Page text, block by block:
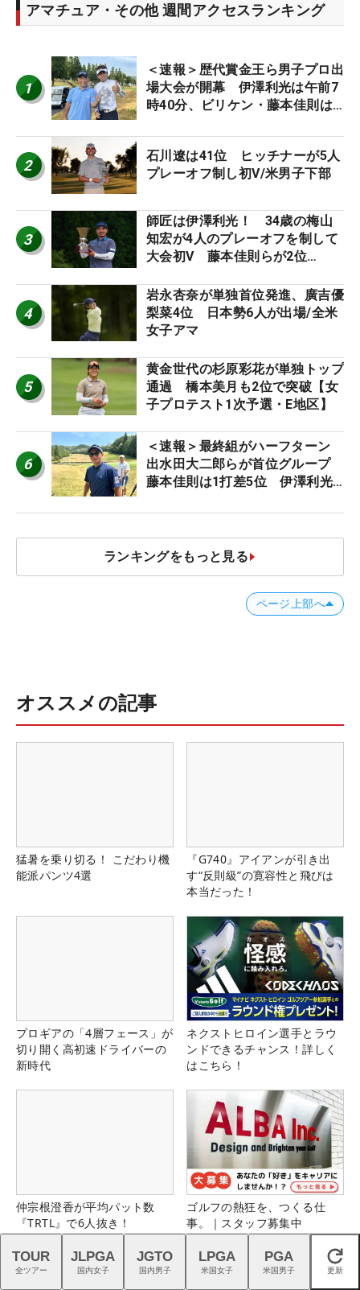
アマチュア・その他 週間アクセスランキング
1
＜速報＞歴代賞金王ら男子プロ出
場大会が開幕 伊澤利光は午前7
時40分、ビリケン・藤本佳則は
STAGE JOYX OPEN】
2
石川遼は41位 ヒッチナーが5人
プレーオフ制し初V/米男子下部
3
師匠は伊澤利光！ 34歳の梅山
知宏が4人のプレーオフを制して
大会初V 藤本佳則らが2位
4
岩永杏奈が単独首位発進、廣吉優
梨菜4位 日本勢6人が出場/全米
女子アマ
5
黄金世代の杉原彩花が単独トップ
通過 橋本美月も2位で突破【女
子プロテスト1次予選・E地区】
6
＜速報＞最終組がハーフターン
出水田大二郎らが首位グループ
藤本佳則は1打差5位 伊澤利光
JOYX OPEN】
ランキングをもっと見る
ページ上部へ
オススメの記事
猛暑を乗り切る！ こだわり機
能派パンツ4選
『G740』アイアンが引き出
す“反則級”の寛容性と飛びは
本当だった！
プロギアの「4層フェース」が
切り開く高初速ドライバーの
新時代
ネクストヒロイン選手とラウ
ンドできるチャンス！詳しく
はこちら！
仲宗根澄香が平均パット数
『TRTL』で6人抜き！
ゴルフの熱狂を、つくる仕
事。｜スタッフ募集中
閉じる
TOUR
全ツアー
JLPGA
国内女子
JGTO
国内男子
LPGA
米国女子
PGA
米国男子 更新